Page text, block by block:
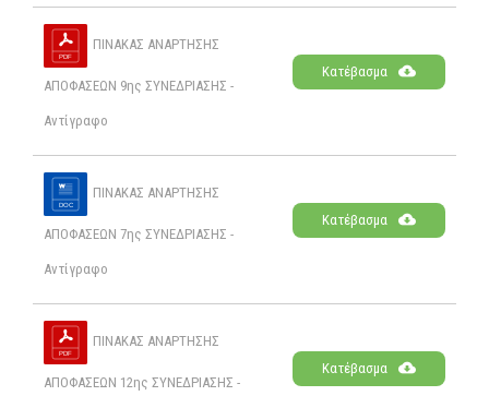
ΠΙΝΑΚΑΣ ΑΝΑΡΤΗΣΗΣ
ΑΠΟΦΑΣΕΩΝ 9ης ΣΥΝΕΔΡΙΑΣΗΣ -
Αντίγραφο
Κατέβασμα
ΠΙΝΑΚΑΣ ΑΝΑΡΤΗΣΗΣ
ΑΠΟΦΑΣΕΩΝ 7ης ΣΥΝΕΔΡΙΑΣΗΣ -
Αντίγραφο
Κατέβασμα
ΠΙΝΑΚΑΣ ΑΝΑΡΤΗΣΗΣ
ΑΠΟΦΑΣΕΩΝ 12ης ΣΥΝΕΔΡΙΑΣΗΣ -
Κατέβασμα